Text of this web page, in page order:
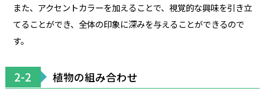
また、アクセントカラーを加えることで、視覚的な興味を引き立
てることができ、全体の印象に深みを与えることができるので
す。
2-2 植物の組み合わせ